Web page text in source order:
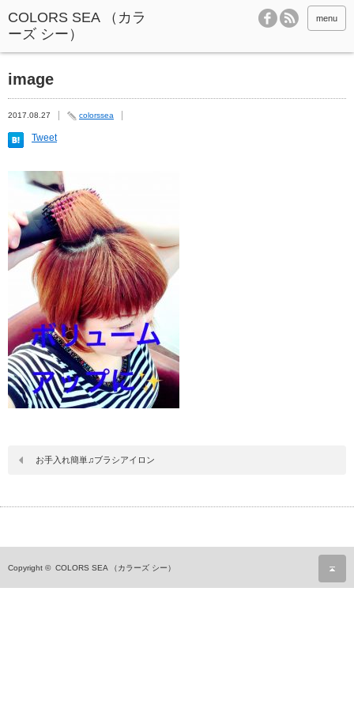
menu
image
2017.08.27 colorssea
Tweet
お手入れ簡単♫ブラシアイロン
Copyright © COLORS SEA （カラーズ シー）